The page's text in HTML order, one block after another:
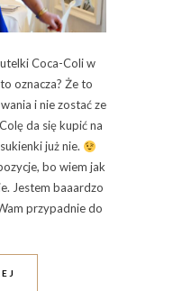
Coca-Coli w
oznacza? Że to
i nie zostać ze
da się kupić na
już nie.
bo wiem jak
Jestem baaardzo
przypadnie do